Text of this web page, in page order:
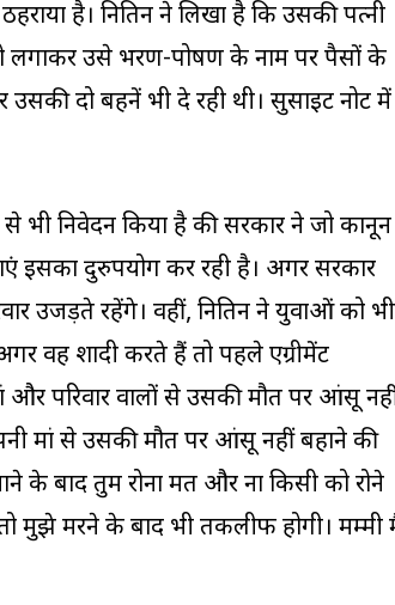
है। नितिन ने लिखा है कि उसकी पत्नी
लगाकर उसे भरण-पोषण के नाम पर पैसों के
उसकी दो बहनें भी दे रही थी। सुसाइट नोट में
भी निवेदन किया है की सरकार ने जो कानून
इसका दुरुपयोग कर रही है। अगर सरकार
उजड़ते रहेंगे। वहीं, नितिन ने युवाओं को भी
वह शादी करते हैं तो पहले एग्रीमेंट
परिवार वालों से उसकी मौत पर आंसू
मां से उसकी मौत पर आंसू नहीं बहाने की
के बाद तुम रोना मत और ना किसी को रोने
मुझे मरने के बाद भी तकलीफ होगी। मम्मी